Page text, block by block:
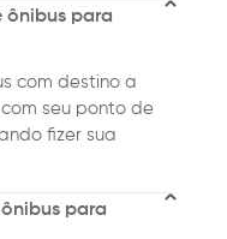
ônibus para
com destino a
seu ponto de
fizer sua
para